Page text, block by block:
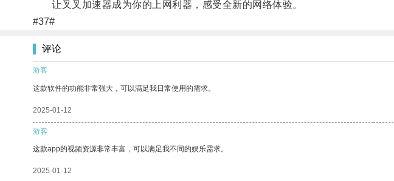
让叉叉加速器成为你的上网利器，感受全新的网络体验。
#37#
评论
游客
这款软件的功能非常强大，可以满足我日常使用的需求。
2025-01-12
游客
这款app的视频资源非常丰富，可以满足我不同的娱乐需求。
2025-01-12